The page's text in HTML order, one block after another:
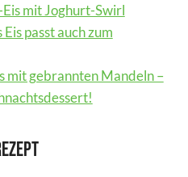
mit Joghurt-Swirl
passt auch zum
mit gebrannten Mandeln –